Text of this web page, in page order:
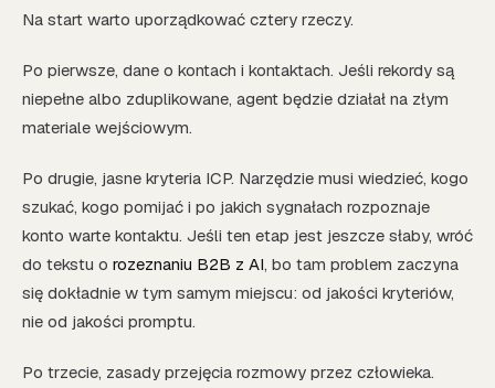
Na start warto uporządkować cztery rzeczy.
Po pierwsze, dane o kontach i kontaktach. Jeśli rekordy są
niepełne albo zduplikowane, agent będzie działał na złym
materiale wejściowym.
Po drugie, jasne kryteria ICP. Narzędzie musi wiedzieć, kogo
szukać, kogo pomijać i po jakich sygnałach rozpoznaje
konto warte kontaktu. Jeśli ten etap jest jeszcze słaby, wróć
do tekstu o rozeznaniu B2B z AI, bo tam problem zaczyna
się dokładnie w tym samym miejscu: od jakości kryteriów,
nie od jakości promptu.
Po trzecie, zasady przejęcia rozmowy przez człowieka.